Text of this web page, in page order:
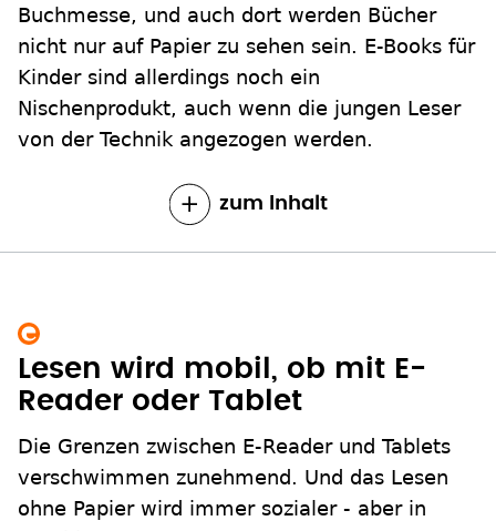
Buchmesse, und auch dort werden Bücher
nicht nur auf Papier zu sehen sein. E-Books für
Kinder sind allerdings noch ein
Nischenprodukt, auch wenn die jungen Leser
von der Technik angezogen werden.
zum Inhalt
Lesen wird mobil, ob mit E-
Reader oder Tablet
Die Grenzen zwischen E-Reader und Tablets
verschwimmen zunehmend. Und das Lesen
ohne Papier wird immer sozialer - aber in